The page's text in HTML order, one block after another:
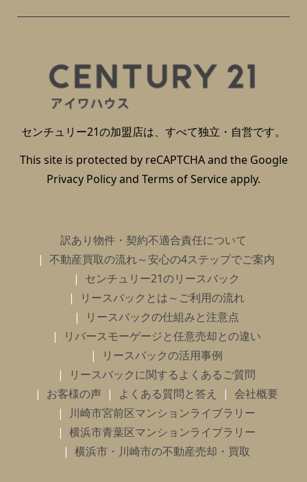
センチュリー21の加盟店は、すべて独立・自営です。
This site is protected by reCAPTCHA and the Google
Privacy Policyand Terms of Serviceapply.
訳あり物件・契約不適合責任について
不動産買取の流れ～安心の4ステップでご案内
センチュリー21のリースバック
リースバックとは～ご利用の流れ
リースバックの仕組みと注意点
リバースモーゲージと任意売却との違い
リースバックの活用事例
リースバックに関するよくあるご質問
お客様の声
よくある質問と答え
会社概要
川崎市宮前区マンションライブラリー
横浜市青葉区マンションライブラリー
横浜市・川崎市の不動産売却・買取